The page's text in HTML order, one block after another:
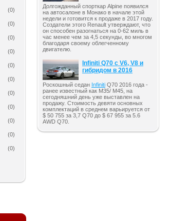
(0)
(0)
(0)
(0)
(0)
(0)
(0)
(0)
(0)
(0)
(0)
Долгожданный спорткар Alpine появился
на автосалоне в Монако в начале этой
недели и готовится к продаже в 2017 году.
Создатели этого Renault утверждают, что
он способен разогнаться на 0-62 миль в
час менее чем за 4,5 секунды, во многом
благодаря своему облегченному
двигателю.
Infiniti Q70 с V6, V8 и
гибридом в 2016
Роскошный седан Infiniti Q70 2016 года -
ранее известный как M35/ M45, на
сегодняшний день уже выставлен на
продажу. Стоимость девяти основных
комплектаций в среднем варьируется от
$ 50 755 за 3,7 Q70 до $ 67 955 за 5.6
AWD Q70.